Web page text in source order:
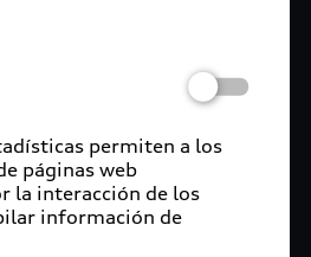
permiten a los
páginas web
la interacción de los
información de